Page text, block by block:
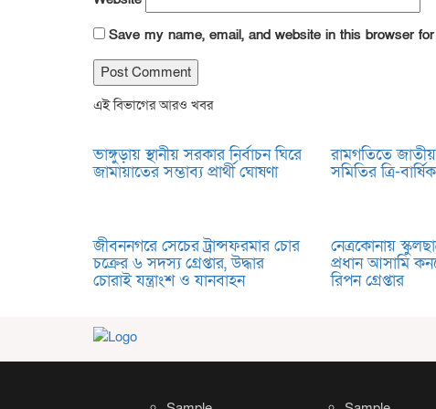
Save my name, email, and website in this browser
এই বিভাগের আরও খবর
ভাঙ্গুড়ায় স্থানীয় সরকার নির্বাচন ঘিরে
জামায়াতের সম্ভাব্য প্রার্থী ঘোষণা
রামগতিতে
সমিতির ত্রি-
জীবননগরে সেচের ট্রান্সফরমার চোর
চক্রের ৬ সদস্য গ্রেপ্তার, উদ্ধার
চোরাই যন্ত্রাংশ ও যানবাহন
নেত্রকোনায়
প্রধান আসামি
রিপন গ্রেপ্তার